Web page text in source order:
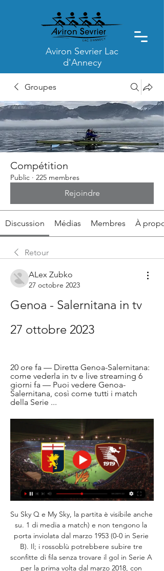
Aviron Sevrier Lac
d'Annecy
Groupes
Compétition
Public · 225 membres
Rejoindre
Discussion Médias Membres À
Retour
ALex Zubko
27 octobre 2023
Genoa - Salernitana in tv
27 ottobre 2023
20 ore fa — Diretta Genoa-Salernitana:
come vederla in tv e live streaming 6
giorni fa — Puoi vedere Genoa-
Salernitana, così come tutti i match
della Serie ...
Su Sky Q e My Sky, la partita è visibile anche
su. 1 di media a match) e non tengono la
porta inviolata dal marzo 1953 (0-0 in Serie
B). Il; i rossoblù potrebbere subire tre
sconfitte di fila senza trovare il gol in Serie A
per la prima volta dal marzo 2018, con